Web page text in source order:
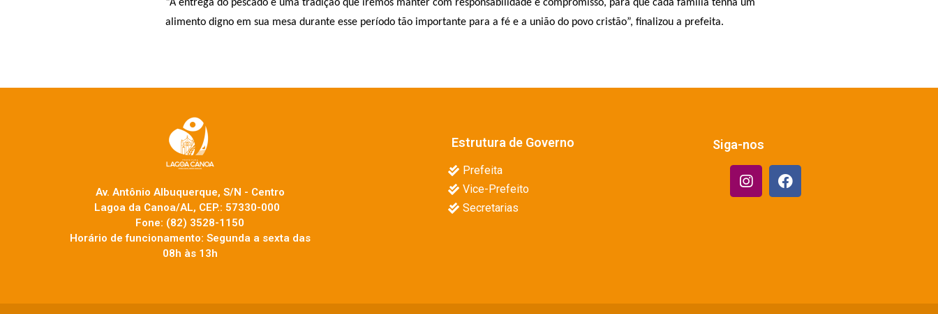
“A entrega do pescado é uma tradição que iremos manter com responsabilidade e compromisso, para que cada família tenha um
alimento digno em sua mesa durante esse período tão importante para a fé e a união do povo cristão”, finalizou a prefeita.
Av. Antônio Albuquerque, S/N - Centro
Lagoa da Canoa/AL, CEP.: 57330-000
Fone: (82) 3528-1150
Horário de funcionamento: Segunda a sexta das
08h às 13h
Estrutura de Governo
Prefeita
Vice-Prefeito
Secretarias
Siga-nos